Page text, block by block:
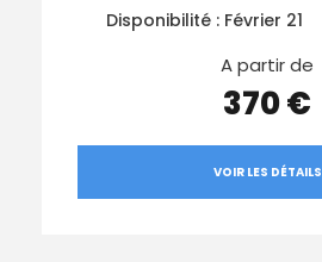
Disponibilité : Février 21
A partir de
370 €
VOIR LES DÉTAILS